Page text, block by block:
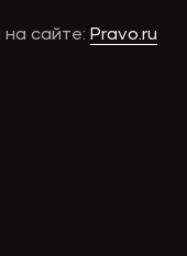
сайте: Pravo.ru